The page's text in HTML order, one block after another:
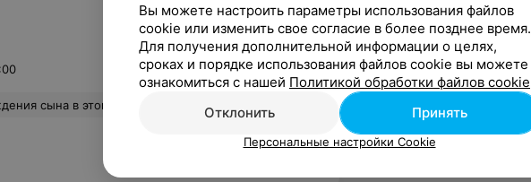
администраторы, повара и аниматор)были очень приветливы, внимательны, вежливы, улыбчивы и было очень замечательное отношение к детям! Кухня супер-все было очень -очень вкусно!Спасибо Вам большое за чудесный праздник! Все гости были в полном восторге!Однозначно рекомендую эту семейное кафе!!!❤️❤️❤️
Вы можете настроить параметры использования файлов
cookie или изменить свое согласие в более позднее время.
Для получения дополнительной информации о целях,
сроках и порядке использования файлов cookie вы можете
ознакомиться с нашей Политикой обработки файлов cookie
Отклонить
Принять
Персональные настройки Cookie